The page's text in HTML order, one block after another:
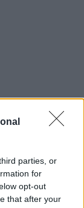
parties, or
for
opt-out
that after your